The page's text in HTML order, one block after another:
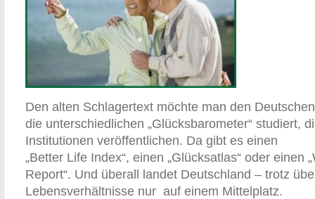
Den alten Schlagertext möchte man den
die unterschiedlichen „Glücksbarometer“ studiert,
Institutionen veröffentlichen. Da gibt es einen
„Better Life Index“, einen „Glücksatlas“ oder einen
Report“. Und überall landet Deutschland – trotz
Lebensverhältnisse nur auf einem Mittelplatz.